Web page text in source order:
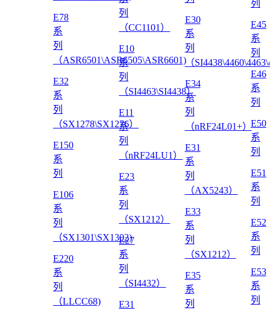
E78
系
列
（ASR6501\ASR6505\ASR6601)
E32
系
列
（SX1278\SX1276）
E150
系
列
E106
系
列
（SX1301\SX1302)
E220
系
列
（LLCC68)
列
（CC1101）
E10
系
列
（SI4463\SI4438）
E11
系
列
（nRF24LU1）
E23
系
列
（SX1212）
E27
系
列
（SI4432）
E31
E30
系
列
（
E34
系
列
（nRF24L01+）
E31
系
列
（AX5243）
E33
系
列
（SX1212）
E35
系
列
列
E45
系
列
E46
系
列
E50
系
列
E51
系
列
E52
系
列
E53
系
列